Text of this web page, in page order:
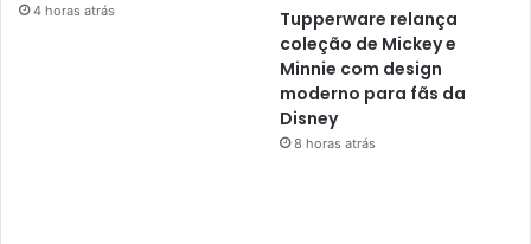
4 horas atrás
Tupperware relança
coleção de Mickey e
Minnie com design
moderno para fãs da
Disney
8 horas atrás